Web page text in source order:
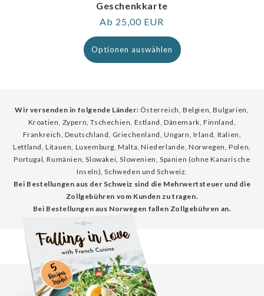
Geschenkkarte
Regulärer
Preis
Ab 25,00 EUR
Optionen auswählen
Wir versenden in folgende Länder: Österreich, Belgien, Bulgarien,
Kroatien, Zypern, Tschechien, Estland, Dänemark, Finnland,
Frankreich, Deutschland, Griechenland, Ungarn, Irland, Italien,
Lettland, Litauen, Luxemburg, Malta, Niederlande, Norwegen, Polen,
Portugal, Rumänien, Slowakei, Slowenien, Spanien (ohne Kanarische
Inseln), Schweden und Schweiz.
Bei Bestellungen aus der Schweiz sind die Mehrwertsteuer und die
Zollgebühren vom Kunden zu tragen.
Bei Bestellungen aus Norwegen fallen Zollgebühren an.